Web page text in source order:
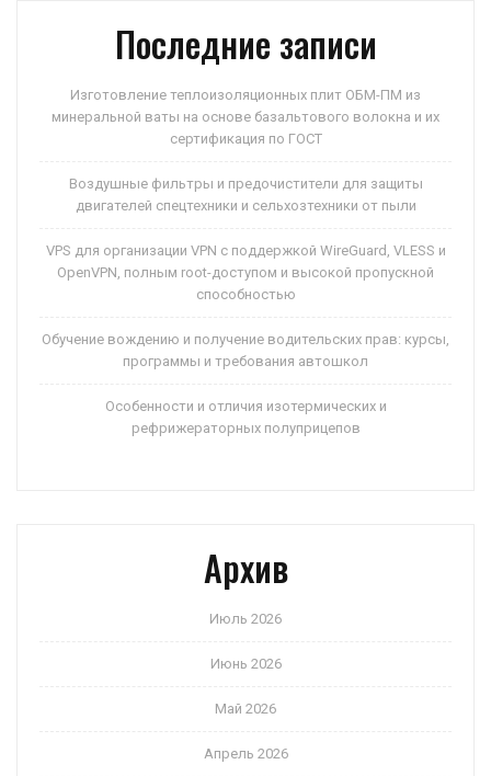
Последние записи
Изготовление теплоизоляционных плит ОБМ-ПМ из
минеральной ваты на основе базальтового волокна и их
сертификация по ГОСТ
Воздушные фильтры и предочистители для защиты
двигателей спецтехники и сельхозтехники от пыли
VPS для организации VPN с поддержкой WireGuard, VLESS и
OpenVPN, полным root-доступом и высокой пропускной
способностью
Обучение вождению и получение водительских прав: курсы,
программы и требования автошкол
Особенности и отличия изотермических и
рефрижераторных полуприцепов
Архив
Июль 2026
Июнь 2026
Май 2026
Апрель 2026